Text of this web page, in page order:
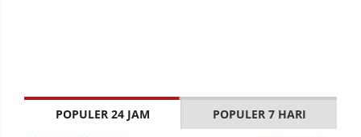
POPULER 24 JAM POPULER 7 HARI